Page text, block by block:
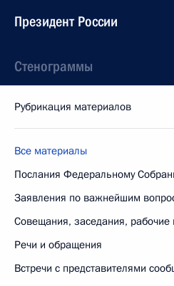
Президент России
Стенограммы
Рубрикация материалов
Все материалы
Послания Федеральному
Заявления по важнейшим
Совещания, заседания, рабочие
Речи и обращения
Встречи с представителями